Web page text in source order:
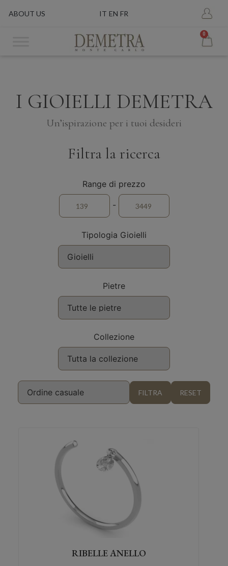
ABOUT US IT EN FR
0
I GIOIELLI DEMETRA
Un’ispirazione per i tuoi desideri
Filtra la ricerca
Range di prezzo
-
Tipologia Gioielli
Pietre
Collezione
RIBELLE ANELLO